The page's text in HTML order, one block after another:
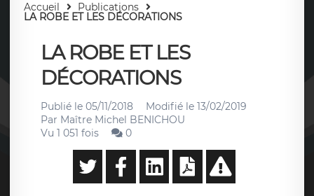
Accueil Publications
LA ROBE ET LES DÉCORATIONS
LA ROBE ET LES
DÉCORATIONS
Publié le 05/11/2018 Modifié le 13/02/2019
Par Maître Michel BENICHOU
Vu 1 051 fois
0